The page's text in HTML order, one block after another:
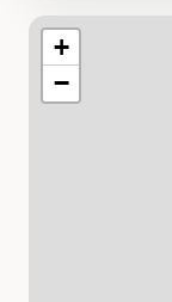
+
−